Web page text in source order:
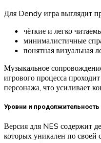
Для Dendy игра выглядит
чёткие и легко
минималистичные
понятная визуальная
Музыкальное
игрового процесса
персонажа, что усиливает
Уровни и продолжительность
Версия для NES содержит
которых уникален по своей